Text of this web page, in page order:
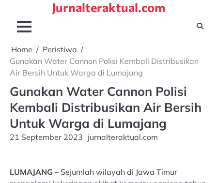
content
Jurnalteraktual.com
Home
Peristiwa
Gunakan Water Cannon Polisi Kembali Distribusikan
Air Bersih Untuk Warga di Lumajang
Gunakan Water Cannon Polisi
Kembali Distribusikan Air Bersih
Untuk Warga di Lumajang
21 September 2023 jurnalteraktual.com
LUMAJANG – Sejumlah wilayah di Jawa Timur